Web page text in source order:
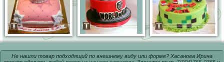
Не нашли товар подходящий по внешнему виду или форме? Хасанова Ирина